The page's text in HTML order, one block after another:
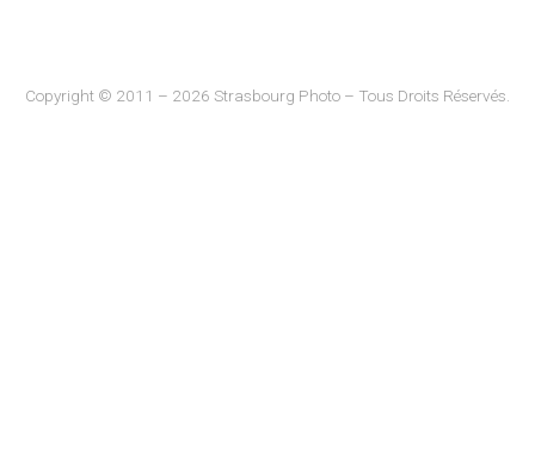
Copyright © 2011 – 2026 Strasbourg Photo – Tous Droits Réservés.